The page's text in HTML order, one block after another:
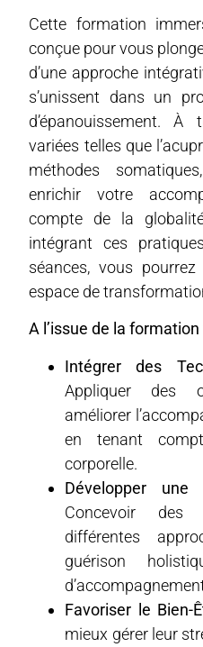
Cette formation
conçue pour vous
d’une approche
s’unissent dans un
d’épanouissement. À
variées telles que
méthodes
enrichir votre
compte de la
intégrant ces
séances, vous
espace de
A l’issue de la
Intégrer des
Appliquer des
améliorer
en tenant
corporelle.
Développer une
Concevoir
différentes
guérison
Favoriser le Bien-
mieux gérer leur